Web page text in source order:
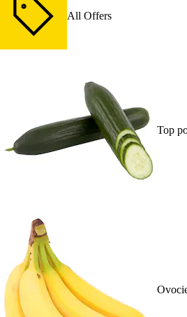
All Offers
Top